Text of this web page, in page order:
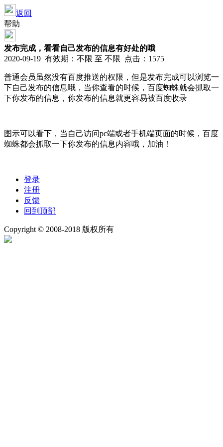
返回
帮助
发布完成，看看自己发布的信息有好处的哦
2020-09-19 有效期：不限 至 不限 点击：1575
普通会员虽然没有百度推送的权限，但是发布完成可以浏览一
下自己发布的信息哦，当你查看的时候，百度蜘蛛就会抓取一
下你发布的信息，你发布的信息就更容易被百度收录
图示可以看下，当自己访问pc端或者手机端页面的时候，百度
蜘蛛都会抓取一下你发布的信息内容哦，加油！
登录
注册
反馈
回到顶部
Copyright © 2008-2018 版权所有